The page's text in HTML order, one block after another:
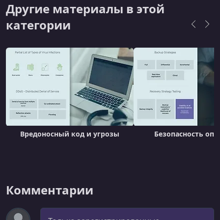
Другие материалы в этой
категории
Вредоносный код и угрозы Безопасность
Комментарии
Комментарий